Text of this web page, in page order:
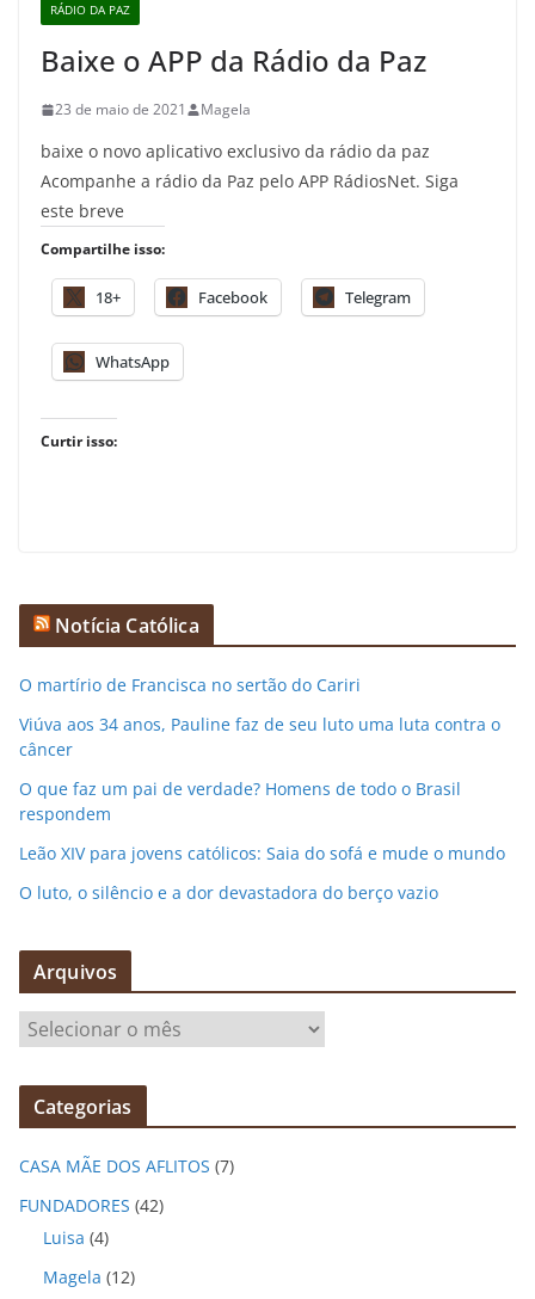
RÁDIO DA PAZ
Baixe o APP da Rádio da Paz
23 de maio de 2021 Magela
baixe o novo aplicativo exclusivo da rádio da paz
Acompanhe a rádio da Paz pelo APP RádiosNet. Siga
este breve
Compartilhe isso:
18+ Facebook Telegram
WhatsApp
Curtir isso:
Notícia Católica
O martírio de Francisca no sertão do Cariri
Viúva aos 34 anos, Pauline faz de seu luto uma luta contra o
câncer
O que faz um pai de verdade? Homens de todo o Brasil
respondem
Leão XIV para jovens católicos: Saia do sofá e mude o mundo
O luto, o silêncio e a dor devastadora do berço vazio
Arquivos
q
v
o
Categorias
CASA MÃE DOS AFLITOS (7)
FUNDADORES (42)
Luisa (4)
Magela (12)